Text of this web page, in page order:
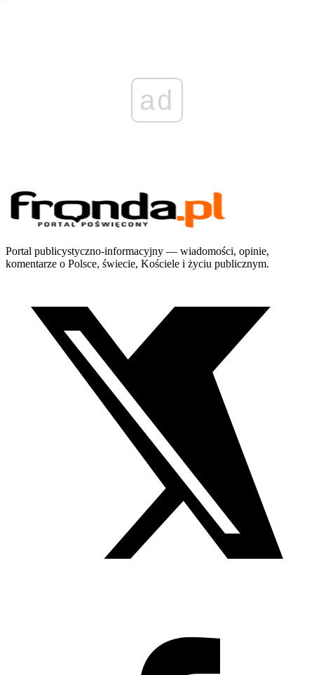
ad
Portal publicystyczno-informacyjny — wiadomości, opinie,
komentarze o Polsce, świecie, Kościele i życiu publicznym.